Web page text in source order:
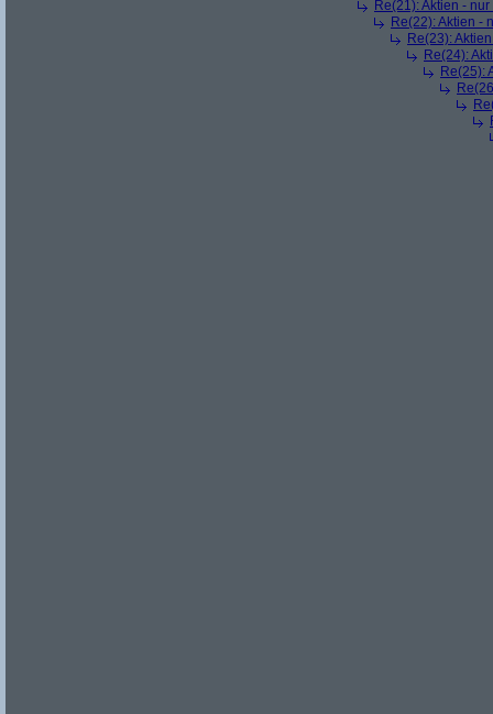
Re(21): Aktien -
Re(22): Aktien -
Re(23):
Re(24):
Re(25):